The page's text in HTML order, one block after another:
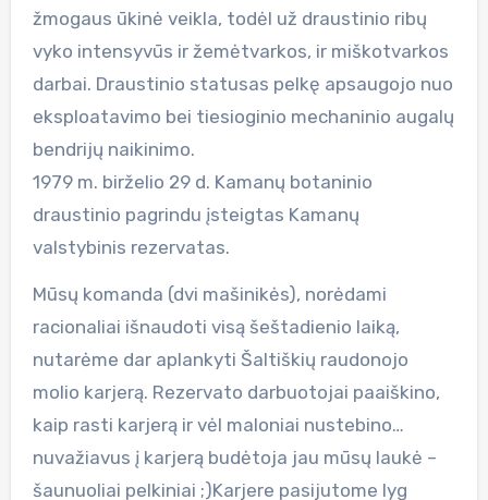
žmogaus ūkinė veikla, todėl už draustinio ribų
vyko intensyvūs ir žemėtvarkos, ir miškotvarkos
darbai. Draustinio statusas pelkę apsaugojo nuo
eksploatavimo bei tiesioginio mechaninio augalų
bendrijų naikinimo.
1979 m. birželio 29 d. Kamanų botaninio
draustinio pagrindu įsteigtas Kamanų
valstybinis rezervatas.
Mūsų komanda (dvi mašinikės), norėdami
racionaliai išnaudoti visą šeštadienio laiką,
nutarėme dar aplankyti Šaltiškių raudonojo
molio karjerą. Rezervato darbuotojai paaiškino,
kaip rasti karjerą ir vėl maloniai nustebino…
nuvažiavus į karjerą budėtoja jau mūsų laukė –
šaunuoliai pelkiniai ;)Karjere pasijutome lyg